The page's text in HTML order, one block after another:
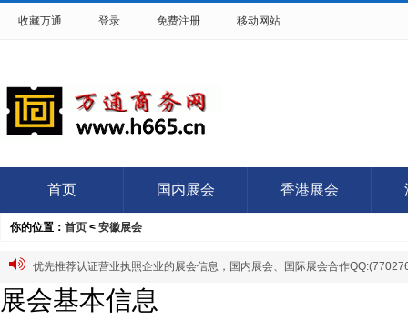
收藏万通 登录 免费注册 移动网站
首页 国内展会 香港展会
你的位置： 首页 < 安徽展会
优先推荐认证营业执照企业的展会信息，国内展会、国际展会合作
展会基本信息